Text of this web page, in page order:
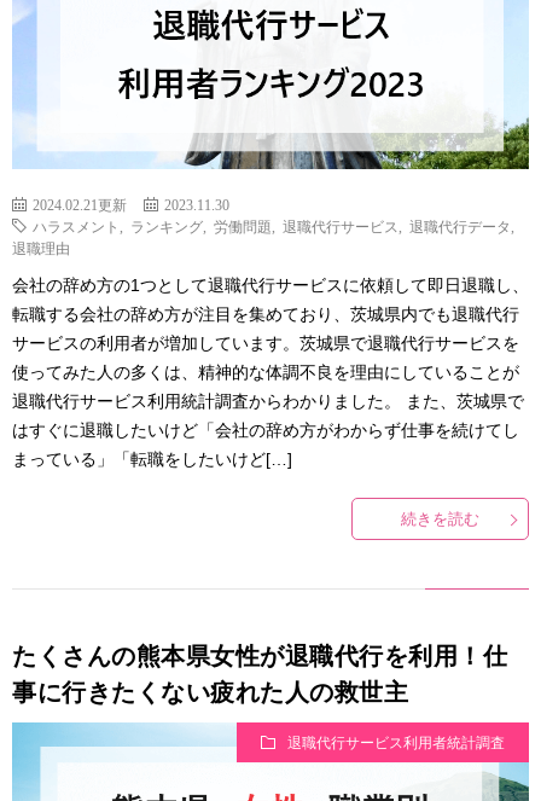
2024.02.21更新
2023.11.30
ハラスメント
ランキング 労働問題 退職代行サービス 退職代行データ
退職理由
会社の辞め方の1つとして退職代行サービスに依頼して即日退職し、
転職する会社の辞め方が注目を集めており、茨城県内でも退職代行
サービスの利用者が増加しています。茨城県で退職代行サービスを
使ってみた人の多くは、精神的な体調不良を理由にしていることが
退職代行サービス利用統計調査からわかりました。 また、茨城県で
はすぐに退職したいけど「会社の辞め方がわからず仕事を続けてし
まっている」「転職をしたいけど[…]
続きを読む
たくさんの熊本県女性が退職代行を利用！仕
事に行きたくない疲れた人の救世主
退職代行サービス利用者統計調査